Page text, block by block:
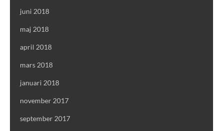
juni 2018
maj 2018
april 2018
mars 2018
januari 2018
november 2017
september 2017